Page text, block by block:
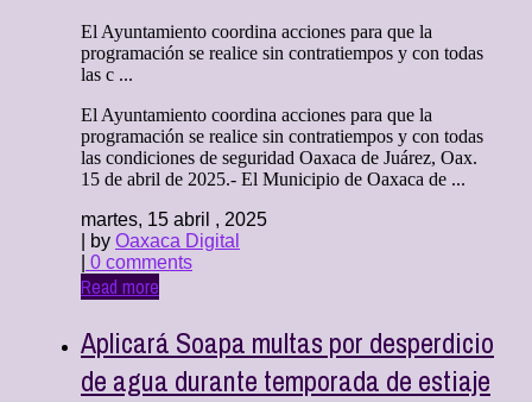
El Ayuntamiento coordina acciones para que la
programación se realice sin contratiempos y con todas
las c ...
El Ayuntamiento coordina acciones para que la
programación se realice sin contratiempos y con todas
las condiciones de seguridad Oaxaca de Juárez, Oax.
15 de abril de 2025.- El Municipio de Oaxaca de ...
martes, 15 abril , 2025
| by Oaxaca Digital
0 comments
Read more
Aplicará Soapa multas por desperdicio
de agua durante temporada de estiaje